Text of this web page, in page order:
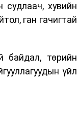
хувийн
ган гачигтай
байдал, төрийн
үйл